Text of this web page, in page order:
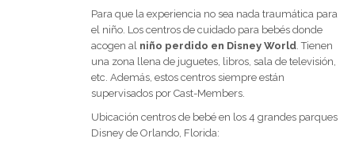
Para que la experiencia no sea nada traumática para
el niño. Los centros de cuidado para bebés donde
acogen al niño perdido en Disney World. Tienen
una zona llena de juguetes, libros, sala de televisión,
etc. Además, estos centros siempre están
supervisados por Cast-Members.
Ubicación centros de bebé en los 4 grandes parques
Disney de Orlando, Florida: